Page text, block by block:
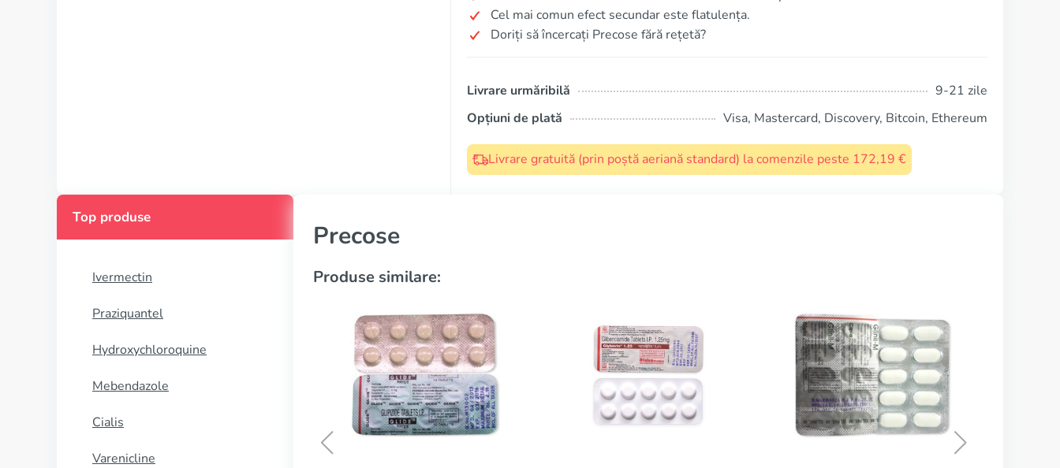
Cel mai comun efect secundar este flatulența.
Doriți să încercați Precose fără rețetă?
Livrare urmăribilă
9-21 zile
Opțiuni de plată
Visa, Mastercard, Discovery, Bitcoin, Ethereum
Livrare gratuită (prin poștă aeriană standard) la comenzile peste 172,19 €
Top produse
Ivermectin
Praziquantel
Hydroxychloroquine
Mebendazole
Cialis
Varenicline
Precose
Produse similare:
Actos